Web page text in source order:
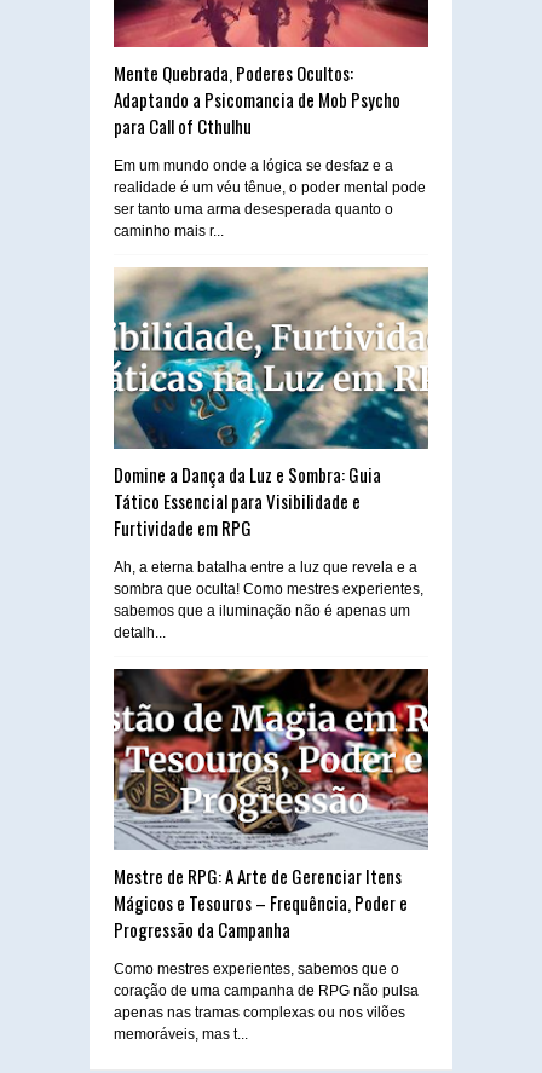
Mente Quebrada, Poderes Ocultos:
Adaptando a Psicomancia de Mob Psycho
para Call of Cthulhu
Em um mundo onde a lógica se desfaz e a
realidade é um véu tênue, o poder mental pode
ser tanto uma arma desesperada quanto o
caminho mais r...
Domine a Dança da Luz e Sombra: Guia
Tático Essencial para Visibilidade e
Furtividade em RPG
Ah, a eterna batalha entre a luz que revela e a
sombra que oculta! Como mestres experientes,
sabemos que a iluminação não é apenas um
detalh...
Mestre de RPG: A Arte de Gerenciar Itens
Mágicos e Tesouros – Frequência, Poder e
Progressão da Campanha
Como mestres experientes, sabemos que o
coração de uma campanha de RPG não pulsa
apenas nas tramas complexas ou nos vilões
memoráveis, mas t...